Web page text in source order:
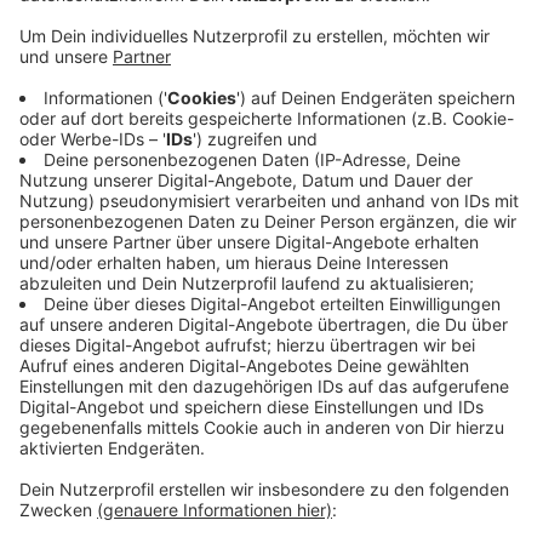
Anzeige
Das hatten sie in den Sommerferien in Kooperation
unter anderem mit Currenta, dem Jugendzentrum
Bunker und dem Yachtclub Hitdorf
zusammengewerkelt. Ziel war es, den Jugendlichen in
dem Projekt einen Einblick in die verschiedenen
Arbeitsprozesse beim Bootsbau zu vermitteln. Die
obligatorische Bootstaufe findet am Sonntag um 11
Uhr 30 auf dem Gelände der Hitdorfer Yachtclubs
statt.
Anzeige